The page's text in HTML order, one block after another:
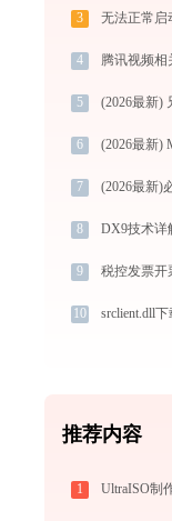
3 无法正常启
4
5
6
7
8 DX9技术详
9
10 srclient.dll下
推荐内容
1